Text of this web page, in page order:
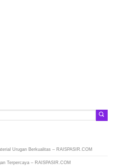
Urugan Berkualitas – RAISPASIR.COM
Terpercaya – RAISPASIR.COM